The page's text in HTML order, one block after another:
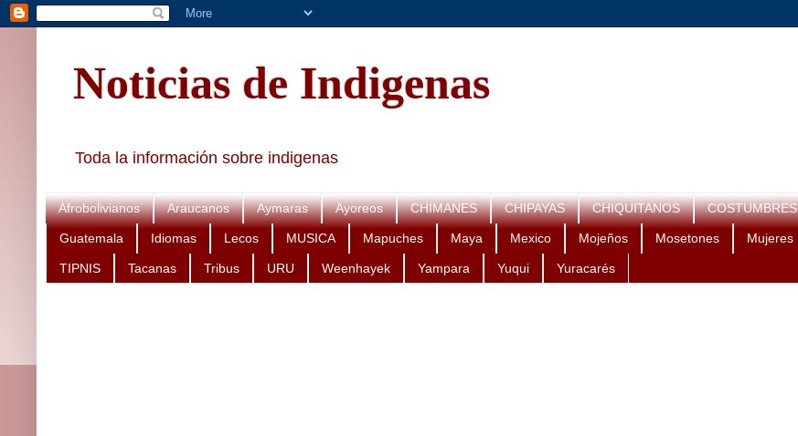
Noticias de Indigenas
Toda la información sobre indigenas
Afrobolivianos Araucanos Aymaras Ayoreos CHIMANES CHIPAYAS CHIQUITANOS COSTUMBRES
Guatemala Idiomas Lecos MUSICA Mapuches Maya Mexico Mojeños Mosetones Mujeres
TIPNIS Tacanas Tribus URU Weenhayek Yampara Yuqui Yuracarés